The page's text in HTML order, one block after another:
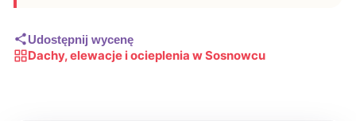
Udostępnij wycenę
Dachy, elewacje i ocieplenia w Sosnowcu